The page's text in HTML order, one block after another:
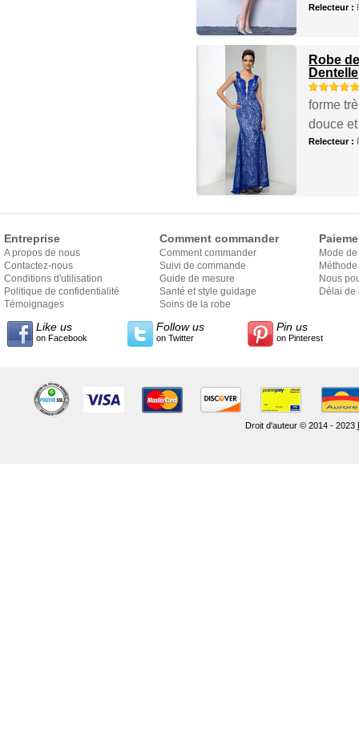
Relecteur :
Robe
Dentelle
forme
douce
Relecteur :
Entreprise
A propos de nous
Contactez-nous
Conditions d'utilisation
Politique de confidentialité
Témoignages
Comment commander
Comment commander
Suivi de commande
Guide de mesure
Santé et style guidage
Soins de la robe
Mode
Nous
Délai de
Like us
on Facebook
Follow us
on Twitter
Pin us
on Pinterest
Droit d'auteur © 2014 - 2023